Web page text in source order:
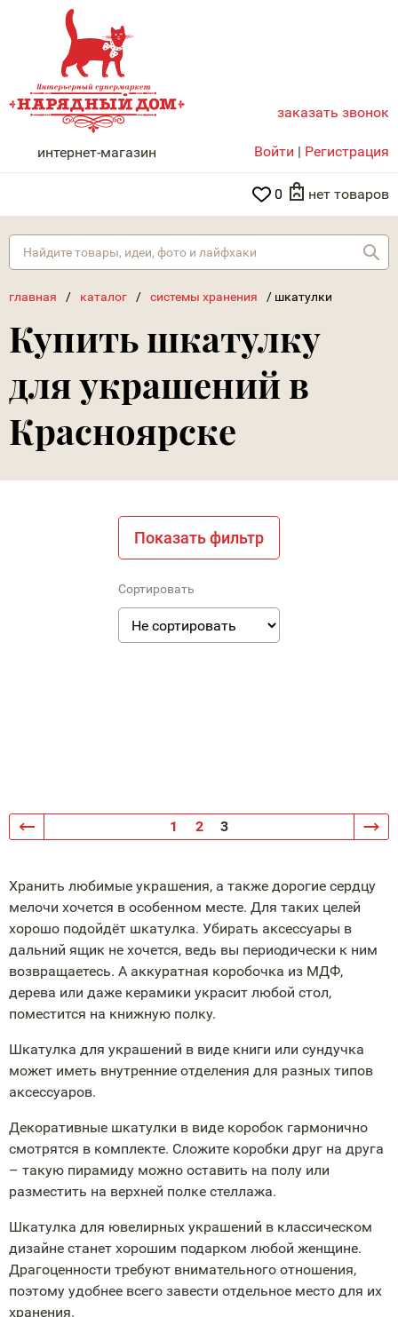
НАРЯДНЫЙ ДОМ
интернет-магазин
заказать звонок
Войти | Регистрация
0 нет товаров
главная / каталог / системы хранения / шкатулки
Купить шкатулку
для украшений в
Красноярске
1 2 3
Хранить любимые украшения, а также дорогие сердцу
мелочи хочется в особенном месте. Для таких целей
хорошо подойдёт шкатулка. Убирать аксессуары в
дальний ящик не хочется, ведь вы периодически к ним
возвращаетесь. А аккуратная коробочка из МДФ,
дерева или даже керамики украсит любой стол,
поместится на книжную полку.
Шкатулка для украшений в виде книги или сундучка
может иметь внутренние отделения для разных типов
аксессуаров.
Декоративные шкатулки в виде коробок гармонично
смотрятся в комплекте. Сложите коробки друг на друга
– такую пирамиду можно оставить на полу или
разместить на верхней полке стеллажа.
Шкатулка для ювелирных украшений в классическом
дизайне станет хорошим подарком любой женщине.
Драгоценности требуют внимательного отношения,
поэтому удобнее всего завести отдельное место для их
хранения.
Показать фильтр
Сортировать